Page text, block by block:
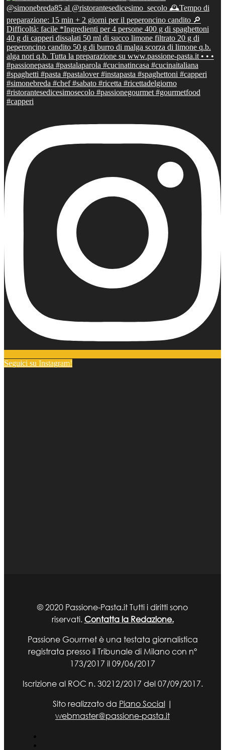
Seguici su Instagram!
© 2020 Passione-Pasta.it Tutti i diritti sono
riservati. Contatta la Redazione.
Passione Gourmet è una testata giornalistica
registrata presso il Tribunale di Milano con n°
173/2017 il 09/06/2017
Iscrizione al ROC n. 30212/2017 del 07/09/2017.
Sito realizzato da Piano Social|
webmaster@passione-pasta.it